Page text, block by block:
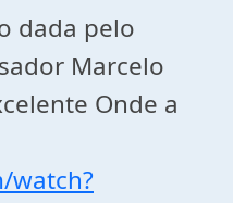
dada pelo
Marcelo
Onde a
watch?